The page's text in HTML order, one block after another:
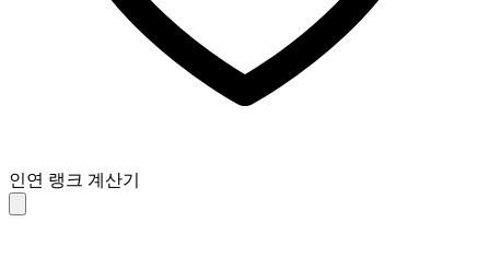
인연 랭크 계산기